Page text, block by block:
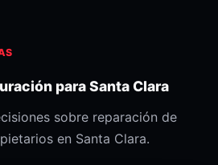
para Santa Clara
sobre reparación de
en Santa Clara.